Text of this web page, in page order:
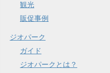
観光
販促事例
ジオパーク
ガイド
ジオパークとは？